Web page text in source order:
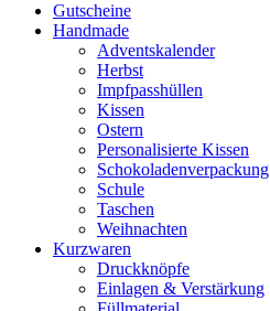
Gutscheine
Handmade
Adventskalender
Herbst
Impfpasshüllen
Kissen
Ostern
Personalisierte Kissen
Schokoladenverpackung
Schule
Taschen
Weihnachten
Kurzwaren
Druckknöpfe
Einlagen & Verstärkung